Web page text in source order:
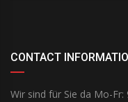
CONTACT
Wir sind für Sie da Mo-Fr: